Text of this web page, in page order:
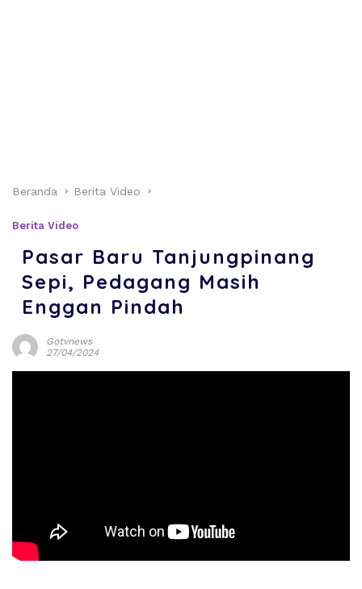
Beranda Berita Video
Berita Video
Pasar Baru Tanjungpinang
Sepi, Pedagang Masih
Enggan Pindah
Gotvnews
27/04/2024